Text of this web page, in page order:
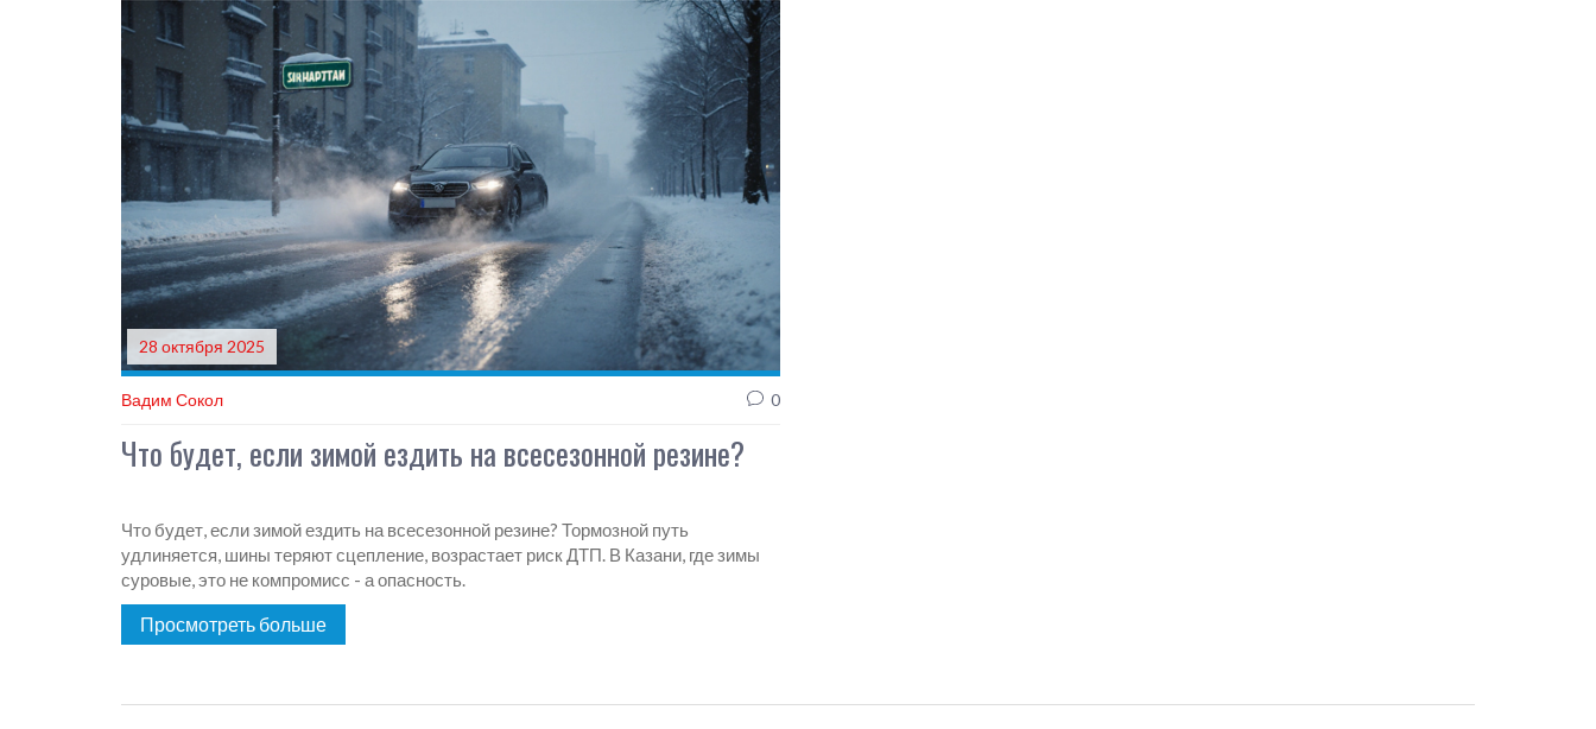
28 октября 2025
Вадим Сокол 0
Что будет, если зимой ездить на всесезонной резине?
Что будет, если зимой ездить на всесезонной резине? Тормозной путь
удлиняется, шины теряют сцепление, возрастает риск ДТП. В Казани, где зимы
суровые, это не компромисс - а опасность.
Просмотреть больше